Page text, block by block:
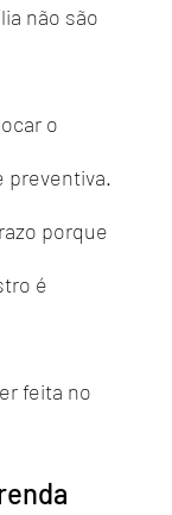
não são
o
preventiva.
porque
é
feita no